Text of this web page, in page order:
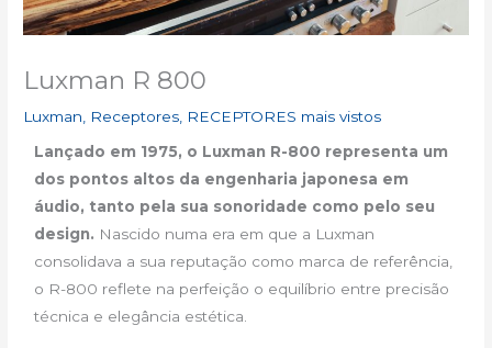
Luxman R 800
Luxman Receptores RECEPTORES mais vistos
Lançado em 1975, o Luxman R-800 representa um
dos pontos altos da engenharia japonesa em
áudio, tanto pela sua sonoridade como pelo seu
design. Nascido numa era em que a Luxman
consolidava a sua reputação como marca de referência,
o R-800 reflete na perfeição o equilíbrio entre precisão
técnica e elegância estética.